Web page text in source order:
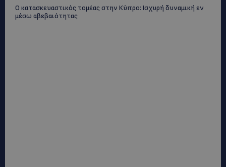
Ο κατασκευαστικός τομέας στην Κύπρο: Ισχυρή δυναμική εν
μέσω αβεβαιότητας